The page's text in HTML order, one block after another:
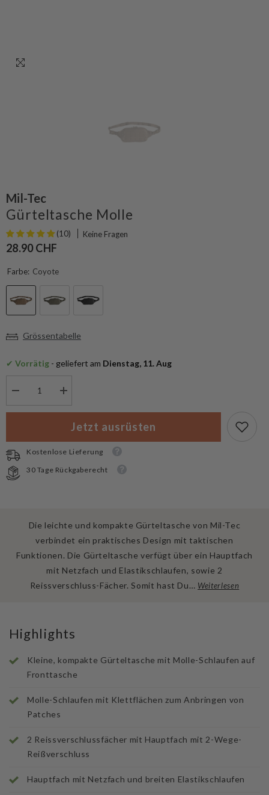
Mil-Tec
Gürteltasche Molle
(10) Keine Fragen
28.90 CHF
Farbe: Coyote
Grössentabelle
✔ Vorrätig - geliefert am Dienstag, 11. Aug
für
Molle
Menge
für
Mil-
Tec
Molle
Jetzt ausrüsten
Kostenlose Lieferung
30 Tage Rückgaberecht
Die leichte und kompakte Gürteltasche von Mil-Tec
verbindet ein praktisches Design mit taktischen
Funktionen. Die Gürteltasche verfügt über ein Hauptfach
mit Netzfach und Elastikschlaufen, sowie 2
Reissverschluss-Fächer. Somit hast Du… Weiterlesen
Highlights
Kleine, kompakte Gürteltasche mit Molle-Schlaufen auf
Fronttasche
Molle-Schlaufen mit Klettflächen zum Anbringen von
Patches
2 Reissverschlussfächer mit Hauptfach mit 2-Wege-
Reißverschluss
Hauptfach mit Netzfach und breiten Elastikschlaufen